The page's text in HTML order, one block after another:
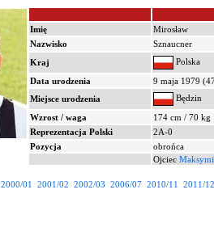
Imię
Mirosław
Nazwisko
Sznaucner
Kraj
Polska
Data urodzenia
9 maja 1979
Miejsce urodzenia
Będzin
Wzrost / waga
174 cm / 70 kg
Reprezentacja Polski
2A-0
Pozycja
obrońca
Ojciec
2000/01 2001/02 2002/03 2006/07 2010/11 2011/12